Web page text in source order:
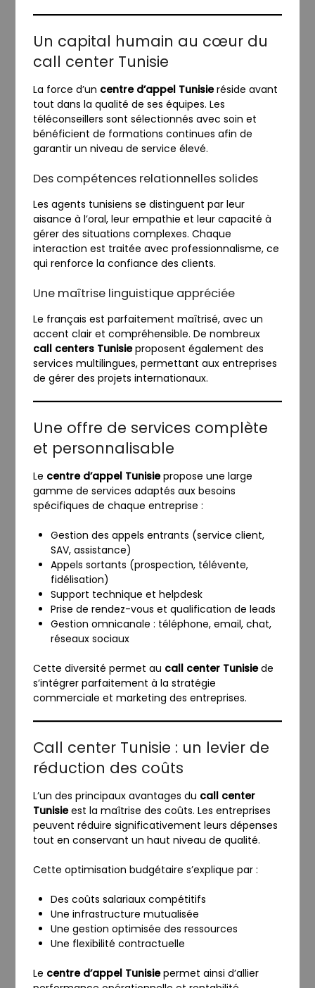
Un capital humain au cœur du
call center Tunisie
La force d’un centre d’appel Tunisieréside avant
tout dans la qualité de ses équipes. Les
téléconseillers sont sélectionnés avec soin et
bénéficient de formations continues afin de
garantir un niveau de service élevé.
Des compétences relationnelles solides
Les agents tunisiens se distinguent par leur
aisance à l’oral, leur empathie et leur capacité à
gérer des situations complexes. Chaque
interaction est traitée avec professionnalisme, ce
qui renforce la confiance des clients.
Une maîtrise linguistique appréciée
Le français est parfaitement maîtrisé, avec un
accent clair et compréhensible. De nombreux
call centers Tunisieproposent également des
services multilingues, permettant aux entreprises
de gérer des projets internationaux.
Une offre de services complète
et personnalisable
Le centre d’appel Tunisiepropose une large
gamme de services adaptés aux besoins
spécifiques de chaque entreprise :
Gestion des appels entrants (service client,
SAV, assistance)
Appels sortants (prospection, télévente,
fidélisation)
Support technique et helpdesk
Prise de rendez-vous et qualification de leads
Gestion omnicanale : téléphone, email, chat,
réseaux sociaux
Cette diversité permet au call center Tunisiede
s’intégrer parfaitement à la stratégie
commerciale et marketing des entreprises.
Call center Tunisie : un levier de
réduction des coûts
L’un des principaux avantages du call center
Tunisieest la maîtrise des coûts. Les entreprises
peuvent réduire significativement leurs dépenses
tout en conservant un haut niveau de qualité.
Cette optimisation budgétaire s’explique par :
Des coûts salariaux compétitifs
Une infrastructure mutualisée
Une gestion optimisée des ressources
Une flexibilité contractuelle
Le centre d’appel Tunisiepermet ainsi d’allier